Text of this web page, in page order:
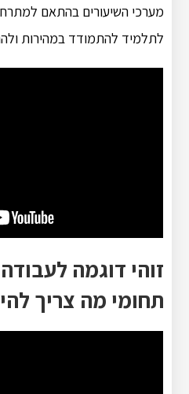
מערכי השיעורים בהתאם
לתלמיד להתמודד במהירות
זוהי דוגמה
תחומי מה צריך